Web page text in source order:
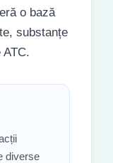
o bază
substanțe
diverse